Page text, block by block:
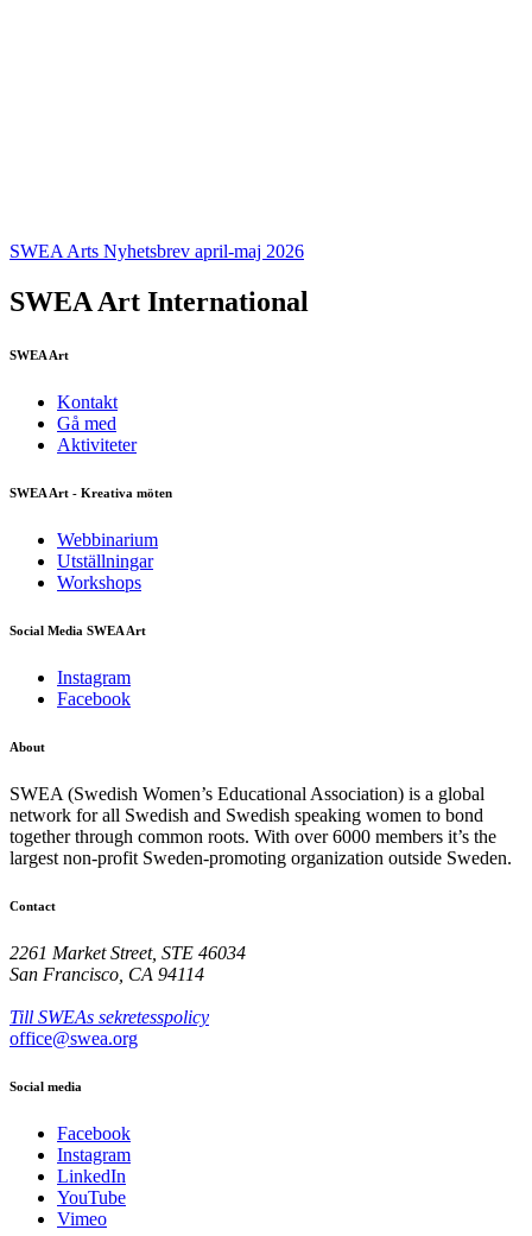
SWEA Arts Nyhetsbrev april-maj 2026
SWEA Art International
SWEA Art
Kontakt
Gå med
Aktiviteter
SWEA Art - Kreativa möten
Webbinarium
Utställningar
Workshops
Social Media SWEA Art
Instagram
Facebook
About
SWEA (Swedish Women’s Educational Association) is a global
network for all Swedish and Swedish speaking women to bond
together through common roots. With over 6000 members it’s the
largest non-profit Sweden-promoting organization outside Sweden.
Contact
2261 Market Street, STE 46034
San Francisco, CA 94114
Till SWEAs sekretesspolicy
office@swea.org
Social media
Facebook
Instagram
LinkedIn
YouTube
Vimeo